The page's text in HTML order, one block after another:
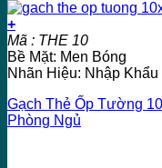
+
Mã : THE 10
Bề Mặt: Men Bóng
Nhãn Hiệu: Nhập Khẩu
Gạch Thẻ Ốp Tường
Phòng Ngủ